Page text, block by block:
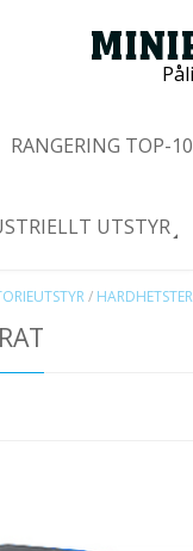
RANGERING TOP-
UTSTYR
/